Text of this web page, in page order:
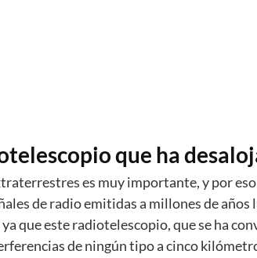
que ha
es muy importante, y por
de radio emitidas a millones de años
que este radiotelescopio, que se ha
de ningún tipo a cinco